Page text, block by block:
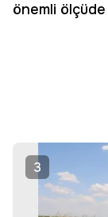
önemli ölçüde
3